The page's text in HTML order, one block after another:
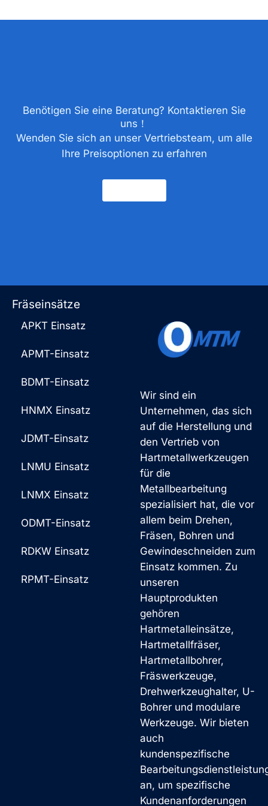
Benötigen Sie eine Beratung? Kontaktieren Sie
uns！
Wenden Sie sich an unser Vertriebsteam, um alle
Ihre Preisoptionen zu erfahren
Wir sind ein
Unternehmen, das sich
auf die Herstellung und
den Vertrieb von
Hartmetallwerkzeugen
für die
Metallbearbeitung
spezialisiert hat, die vor
allem beim Drehen,
Fräsen, Bohren und
Gewindeschneiden zum
Einsatz kommen. Zu
unseren
Hauptprodukten
gehören
Hartmetalleinsätze,
Hartmetallfräser,
Hartmetallbohrer,
Fräswerkzeuge,
Drehwerkzeughalter, U-
Bohrer und modulare
Werkzeuge. Wir bieten
auch
kundenspezifische
an, um spezifische
Kundenanforderungen
Fräseinsätze
APKT Einsatz
APMT-Einsatz
BDMT-Einsatz
HNMX Einsatz
JDMT-Einsatz
LNMU Einsatz
LNMX Einsatz
ODMT-Einsatz
RDKW Einsatz
RPMT-Einsatz